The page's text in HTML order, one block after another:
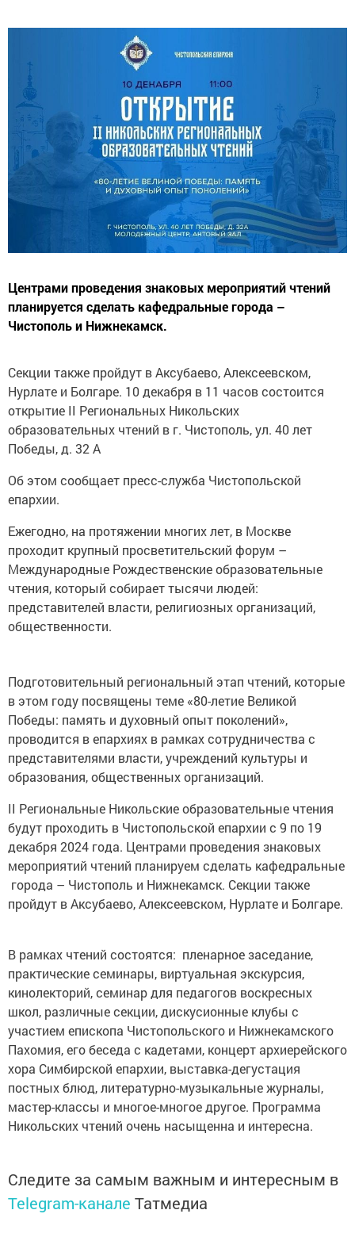
Центрами проведения знаковых мероприятий чтений
планируется сделать кафедральные города –
Чистополь и Нижнекамск.
Секции также пройдут в Аксубаево, Алексеевском,
Нурлате и Болгаре. 10 декабря в 11 часов состоится
открытие II Региональных Никольских
образовательных чтений в г. Чистополь, ул. 40 лет
Победы, д. 32 А
Об этом сообщает пресс-служба Чистопольской
епархии.
Ежегодно, на протяжении многих лет, в Москве
проходит крупный просветительский форум –
Международные Рождественские образовательные
чтения, который собирает тысячи людей:
представителей власти, религиозных организаций,
общественности.
Подготовительный региональный этап чтений, которые
в этом году посвящены теме «80-летие Великой
Победы: память и духовный опыт поколений»,
проводится в епархиях в рамках сотрудничества с
представителями власти, учреждений культуры и
образования, общественных организаций.
II Региональные Никольские образовательные чтения
будут проходить в Чистопольской епархии с 9 по 19
декабря 2024 года. Центрами проведения знаковых
мероприятий чтений планируем сделать кафедральные
города – Чистополь и Нижнекамск. Секции также
пройдут в Аксубаево, Алексеевском, Нурлате и Болгаре.
В рамках чтений состоятся: пленарное заседание,
практические семинары, виртуальная экскурсия,
кинолекторий, семинар для педагогов воскресных
школ, различные секции, дискусионные клубы с
участием епископа Чистопольского и Нижнекамского
Пахомия, его беседа с кадетами, концерт архиерейского
хора Симбирской епархии, выставка-дегустация
постных блюд, литературно-музыкальные журналы,
мастер-классы и многое-многое другое. Программа
Никольских чтений очень насыщенна и интересна.
Следите за самым важным и интересным в
Telegram-канале Татмедиа